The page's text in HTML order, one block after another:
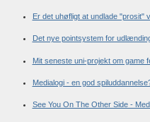
Er det uhøfligt at undlade "prosit"
Det nye pointsystem for
Mit seneste uni-projekt om game
Medialogi - en god
See You On The Other Side -